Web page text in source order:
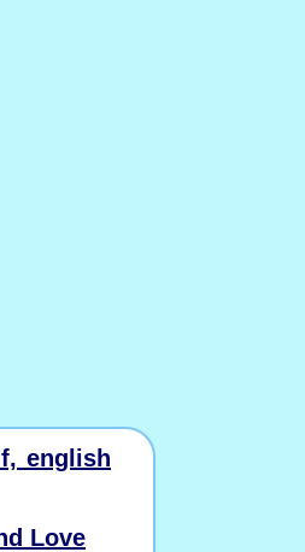
english
Love